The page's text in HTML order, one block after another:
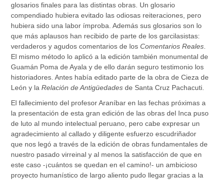
glosarios finales para las distintas obras. Un glosario
compendiado hubiera evitado las odiosas reiteraciones, pero
hubiera sido una labor ímproba. Además sus glosarios son lo
que más aplausos han recibido de parte de los garcilasistas:
verdaderos y agudos comentarios de losComentarios Reales
El mismo método lo aplicó a la edición también monumental de
Guamán Poma de Ayala y de ello darán seguro testimonio los
historiadores. Antes había editado parte de la obra de Cieza de
León y laRelación de Antigüedades de Santa Cruz Pachacuti.
El fallecimiento del profesor Araníbar en las fechas próximas a
la presentación de esta gran edición de las obras del Inca puso
de luto al mundo intelectual peruano, pero cabe expresar un
agradecimiento al callado y diligente esfuerzo escudriñador
que nos legó a través de la edición de obras fundamentales de
nuestro pasado virreinal y al menos la satisfacción de que en
este caso -¡cuántos se quedan en el camino!- un ambicioso
proyecto humanístico de largo aliento pudo llegar gracias a la